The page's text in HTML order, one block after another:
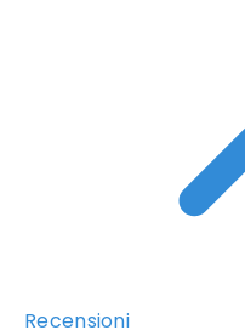
Recensioni